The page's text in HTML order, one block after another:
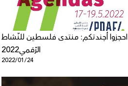
احجزوا أجندتكم: منتدى فلسطين للنّشاط
الرّقمي2022
2022/01/24